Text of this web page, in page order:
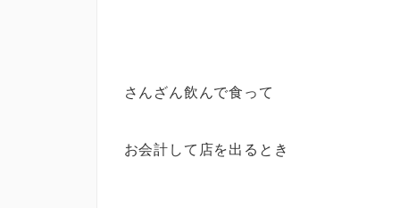
さんざん飲んで食って
お会計して店を出るとき